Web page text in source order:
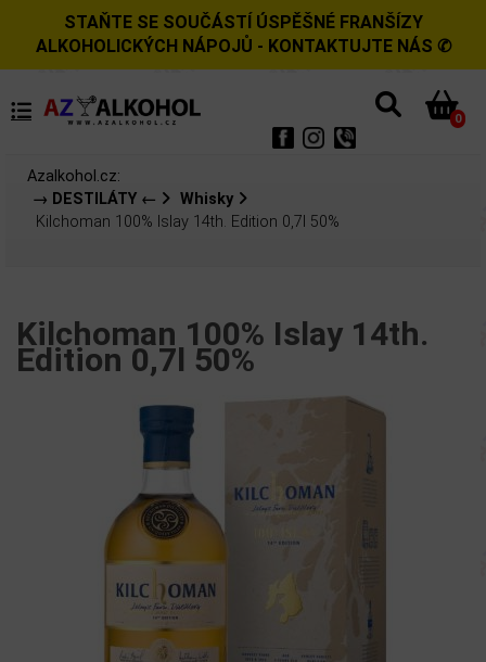
STAŇTE SE SOUČÁSTÍ ÚSPĚŠNÉ FRANŠÍZY
ALKOHOLICKÝCH NÁPOJŮ - KONTAKTUJTE NÁS ✆
0
Azalkohol.cz:
→ DESTILÁTY ←
Whisky
Kilchoman 100% Islay 14th. Edition 0,7l 50%
Kilchoman 100% Islay 14th.
Edition 0,7l 50%